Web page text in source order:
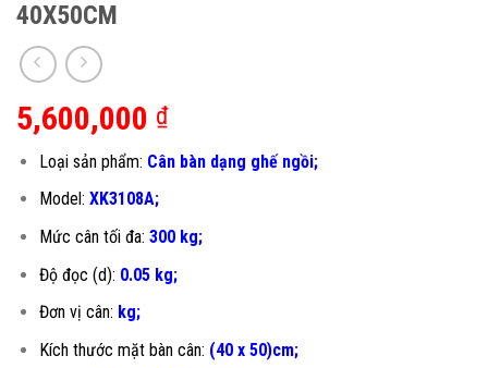
40X50CM
5,600,000 ₫
Loại sản phẩm: Cân bàn dạng ghế ngồi;
Model: XK3108A;
Mức cân tối đa: 300 kg;
Độ đọc (d): 0.05 kg;
Đơn vị cân: kg;
Kích thước mặt bàn cân: (40 x 50)cm;